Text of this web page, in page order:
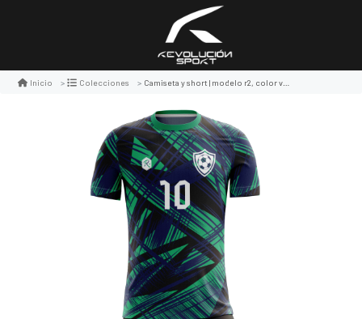
Inicio Colecciones Camiseta y short | modelo r2, color verde/azul